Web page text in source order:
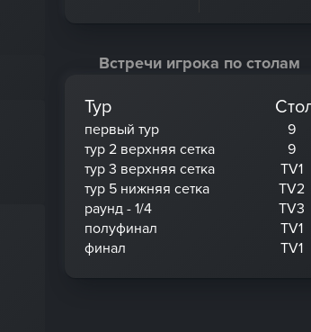
Встречи игрока по столам
Тур
первый тур
9
тур 2 верхняя сетка
9
тур 3 верхняя сетка
TV1
тур 5 нижняя сетка
TV2
раунд - 1/4
TV3
полуфинал
TV1
финал
TV1